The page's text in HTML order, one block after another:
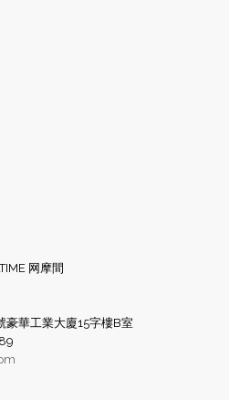
网摩間
華工業大廈15字樓B室